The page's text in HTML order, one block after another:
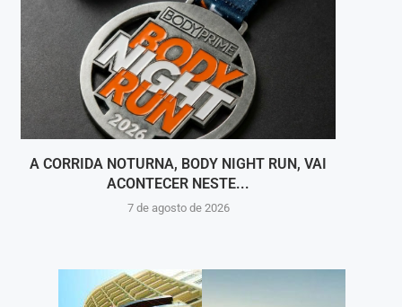
A CORRIDA NOTURNA, BODY NIGHT RUN, VAI
ACONTECER NESTE...
7 de agosto de 2026